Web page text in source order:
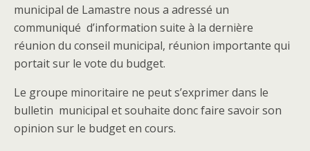
municipal de Lamastre nous a adressé un
communiqué d’information suite à la dernière
réunion du conseil municipal, réunion importante qui
portait sur le vote du budget.
Le groupe minoritaire ne peut s’exprimer dans le
bulletin municipal et souhaite donc faire savoir son
opinion sur le budget en cours.